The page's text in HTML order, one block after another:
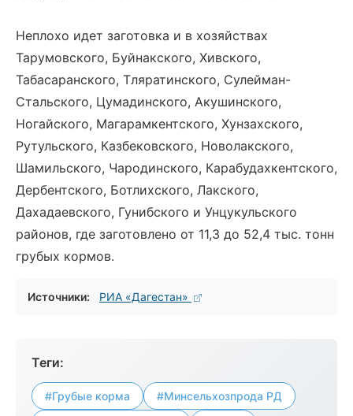
Неплохо идет заготовка и в хозяйствах
Тарумовского, Буйнакского, Хивского,
Табасаранского, Тляратинского, Сулейман-
Стальского, Цумадинского, Акушинского,
Ногайского, Магарамкентского, Хунзахского,
Рутульского, Казбековского, Новолакского,
Шамильского, Чародинского, Карабудахкентского,
Дербентского, Ботлихского, Лакского,
Дахадаевского, Гунибского и Унцукульского
районов, где заготовлено от 11,3 до 52,4 тыс. тонн
грубых кормов.
Источники: РИА «Дагестан»
Теги:
#Грубые корма #Минсельхозпрода РД